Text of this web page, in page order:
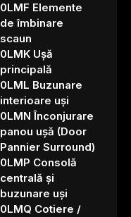
0LMF Elemente
de îmbinare
scaun
0LMK Ușă
principală
0LML Buzunare
interioare uși
0LMN Înconjurare
panou ușă (Door
Pannier Surround)
0LMP Consolă
centrală și
buzunare uși
0LMQ Cotiere /